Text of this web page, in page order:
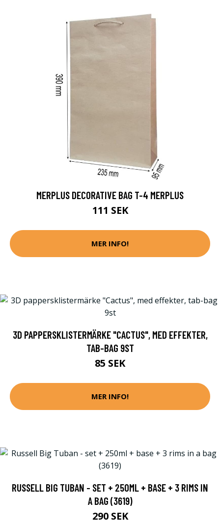
MERPLUS DECORATIVE BAG T-4 MERPLUS
111 SEK
MER INFO!
3D PAPPERSKLISTERMÄRKE "CACTUS", MED EFFEKTER,
TAB-BAG 9ST
85 SEK
MER INFO!
RUSSELL BIG TUBAN - SET + 250ML + BASE + 3 RIMS IN
A BAG (3619)
290 SEK